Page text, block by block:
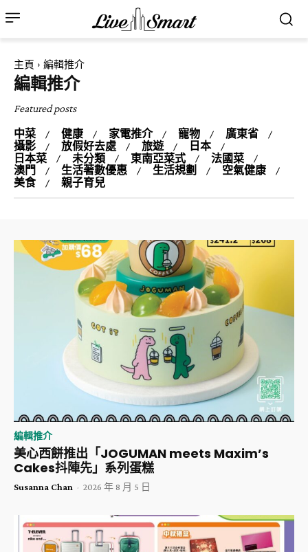
主頁 編輯推介
編輯推介
Featured posts
中菜 健康 家電推介 寵物
廣東省
攝影
放假好去處 旅遊
日本
日本菜
未分類 東南亞菜式
法國菜
澳門
生活著數優惠 生活規劃
空氣健康
美食
親子育兒
編輯推介
美心西餅推出「JOGUMAN meets Maxim’s
Cakes抖陣先」系列蛋糕
Susanna Chan - 2026 年 8 月 5 日